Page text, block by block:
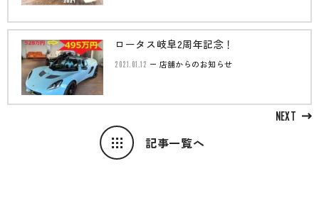
記事一覧へ
NEXT
ロータス岐阜2周年記念！
2021.01.12 店舗からのお知らせ